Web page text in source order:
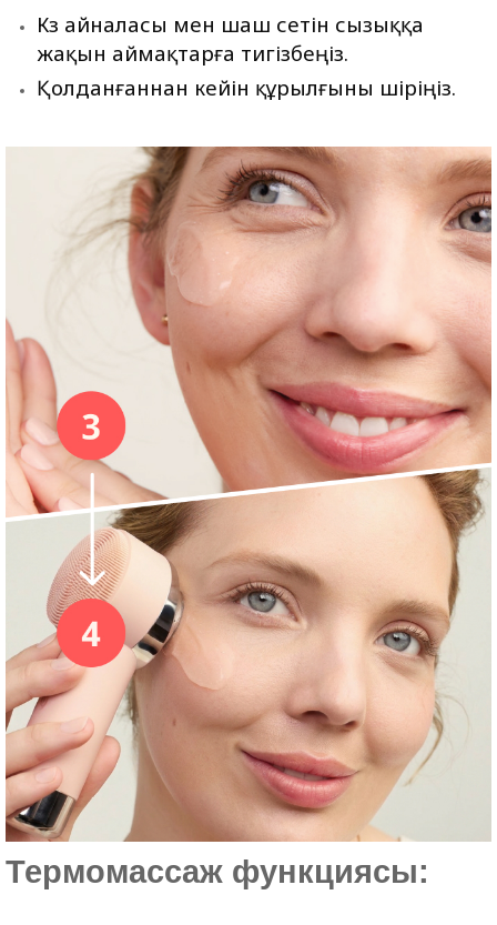
Көз айналасы мен шаш өсетін сызыққа
жақын аймақтарға тигізбеңіз.
Қолданғаннан кейін құрылғыны өшіріңіз.
Термомассаж функциясы: